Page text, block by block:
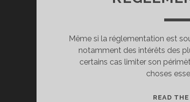
Même si la réglementation est
notamment des intérêts des
certains cas limiter son
choses
READ